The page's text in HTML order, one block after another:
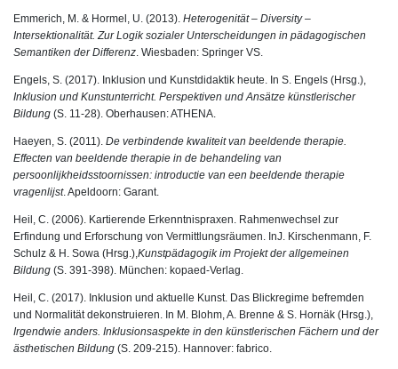
Emmerich, M. & Hormel, U. (2013). Heterogenität – Diversity –
Intersektionalität. Zur Logik sozialer Unterscheidungen in pädagogischen
Semantiken der Differenz. Wiesbaden: Springer VS.
Engels, S. (2017). Inklusion und Kunstdidaktik heute. In S. Engels (Hrsg.),
Inklusion und Kunstunterricht. Perspektiven und Ansätze künstlerischer
Bildung (S. 11-28). Oberhausen: ATHENA.
Haeyen, S. (2011). De verbindende kwaliteit van beeldende therapie.
Effecten van beeldende therapie in de behandeling van
persoonlijkheidsstoornissen: introductie van een beeldende therapie
vragenlijst. Apeldoorn: Garant.
Heil, C. (2006). Kartierende Erkenntnispraxen. Rahmenwechsel zur
Erfindung und Erforschung von Vermittlungsräumen. InJ. Kirschenmann, F.
Schulz & H. Sowa (Hrsg.),Kunstpädagogik im Projekt der allgemeinen
Bildung (S. 391-398). München: kopaed-Verlag.
Heil, C. (2017). Inklusion und aktuelle Kunst. Das Blickregime befremden
und Normalität dekonstruieren. In M. Blohm, A. Brenne & S. Hornäk (Hrsg.),
Irgendwie anders. Inklusionsaspekte in den künstlerischen Fächern und der
ästhetischen Bildung (S. 209-215). Hannover: fabrico.